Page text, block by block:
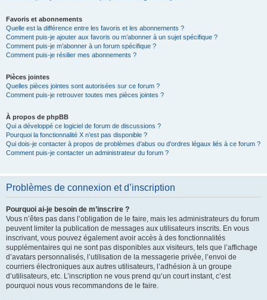
Favoris et abonnements
Quelle est la différence entre les favoris et les abonnements ?
Comment puis-je ajouter aux favoris ou m’abonner à un sujet spécifique ?
Comment puis-je m’abonner à un forum spécifique ?
Comment puis-je résilier mes abonnements ?
Pièces jointes
Quelles pièces jointes sont autorisées sur ce forum ?
Comment puis-je retrouver toutes mes pièces jointes ?
À propos de phpBB
Qui a développé ce logiciel de forum de discussions ?
Pourquoi la fonctionnalité X n’est pas disponible ?
Qui dois-je contacter à propos de problèmes d’abus ou d’ordres légaux liés à ce forum ?
Comment puis-je contacter un administrateur du forum ?
Problèmes de connexion et d’inscription
Pourquoi ai-je besoin de m’inscrire ?
Vous n’êtes pas dans l’obligation de le faire, mais les administrateurs du forum
peuvent limiter la publication de messages aux utilisateurs inscrits. En vous
inscrivant, vous pouvez également avoir accès à des fonctionnalités
supplémentaires qui ne sont pas disponibles aux visiteurs, tels que l’affichage
d’avatars personnalisés, l’utilisation de la messagerie privée, l’envoi de
courriers électroniques aux autres utilisateurs, l’adhésion à un groupe
d’utilisateurs, etc. L’inscription ne vous prend qu’un court instant, c’est
pourquoi nous vous recommandons de le faire.